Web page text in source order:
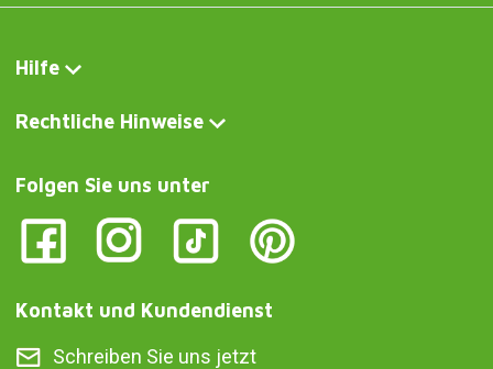
Hilfe
Rechtliche Hinweise
Folgen Sie uns unter
Kontakt und Kundendienst
Schreiben Sie uns jetzt